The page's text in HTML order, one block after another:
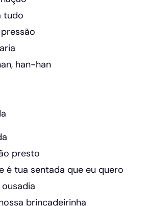
tudo
han-han
presto
é tua sentada que eu quero
brincadeirinha